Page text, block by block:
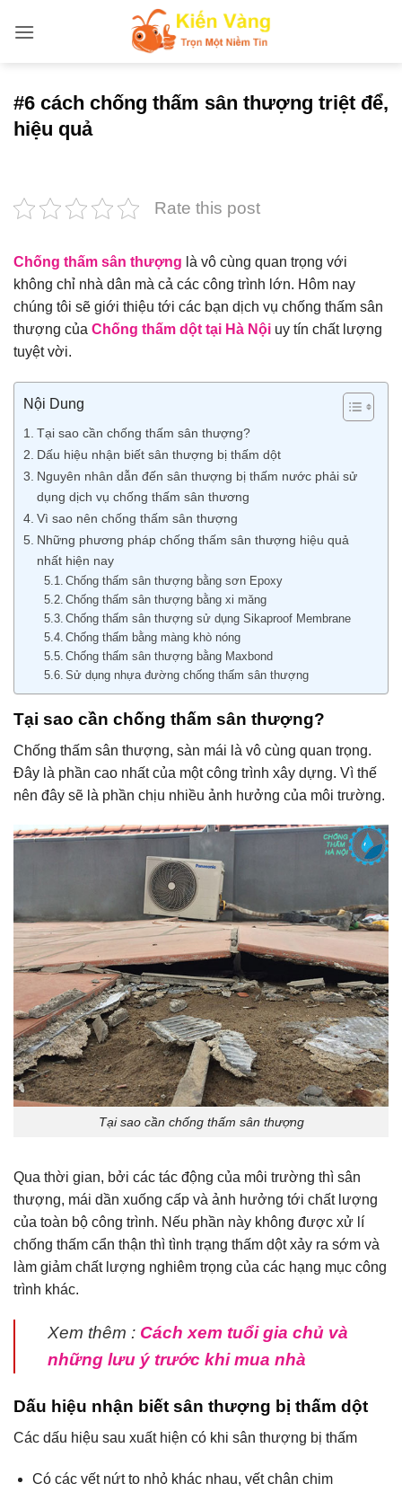
qua
#6 cách chống thấm sân thượng triệt để,
hiệu quả
Rate this post
Chống thấm sân thượng là vô cùng quan trọng với
không chỉ nhà dân mà cả các công trình lớn. Hôm nay
chúng tôi sẽ giới thiệu tới các bạn dịch vụ chống thấm sân
thượng của Chống thấm dột tại Hà Nội uy tín chất lượng
tuyệt vời.
Nội Dung
Tại sao cần chống thấm sân thượng?
Dấu hiệu nhận biết sân thượng bị thấm dột
Nguyên nhân dẫn đến sân thượng bị thấm nước phải sử
dụng dịch vụ chống thấm sân thương
Vì sao nên chống thấm sân thượng
Những phương pháp chống thấm sân thượng hiệu quả
nhất hiện nay
Chống thấm sân thượng bằng sơn Epoxy
Chống thấm sân thượng bằng xi măng
Chống thấm sân thượng sử dụng Sikaproof Membrane
Chống thấm bằng màng khò nóng
Chống thấm sân thượng bằng Maxbond
Sử dụng nhựa đường chống thấm sân thượng
Tại sao cần chống thấm sân thượng?
Chống thấm sân thượng, sàn mái là vô cùng quan trọng.
Đây là phần cao nhất của một công trình xây dựng. Vì thế
nên đây sẽ là phần chịu nhiều ảnh hưởng của môi trường.
Tại sao cần chống thấm sân thượng
Qua thời gian, bởi các tác động của môi trường thì sân
thượng, mái dần xuống cấp và ảnh hưởng tới chất lượng
của toàn bộ công trình. Nếu phần này không được xử lí
chống thấm cẩn thận thì tình trạng thấm dột xảy ra sớm và
làm giảm chất lượng nghiêm trọng của các hạng mục công
trình khác.
Xem thêm : Cách xem tuổi gia chủ và
những lưu ý trước khi mua nhà
Dấu hiệu nhận biết sân thượng bị thấm dột
Các dấu hiệu sau xuất hiện có khi sân thượng bị thấm
Có các vết nứt to nhỏ khác nhau, vết chân chim